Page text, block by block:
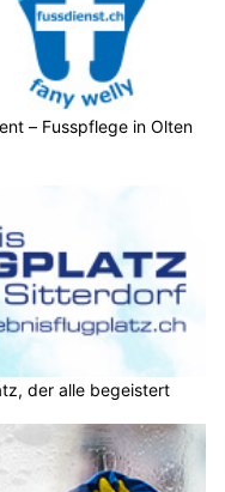
– Fusspflege in Olten
der alle begeistert